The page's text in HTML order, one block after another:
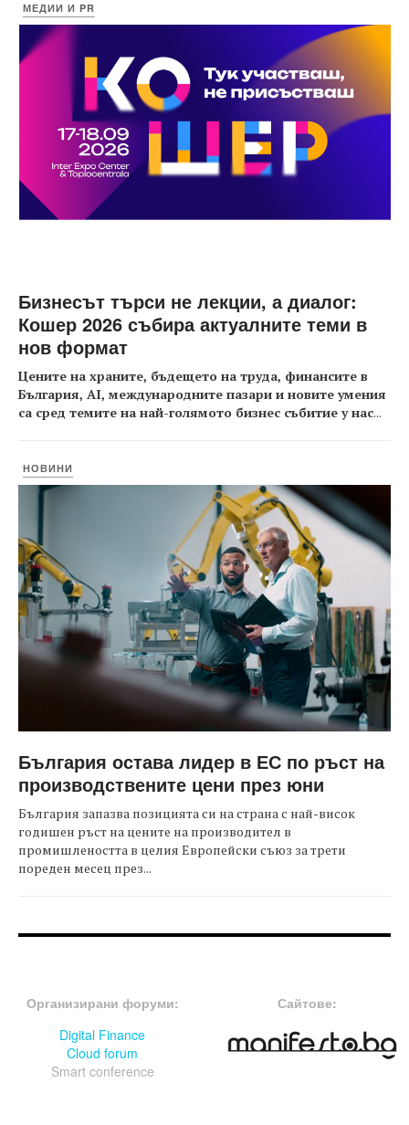
МЕДИИ И PR
Бизнесът търси не лекции, а диалог:
Кошер 2026 събира актуалните теми в
нов формат
Цените на храните, бъдещето на труда, финансите в
България, AI, международните пазари и новите умения
са сред темите на най-голямото бизнес събитие у нас...
НОВИНИ
България остава лидер в ЕС по ръст на
производствените цени през юни
България запазва позицията си на страна с най-висок
годишен ръст на цените на производител в
промишлеността в целия Европейски съюз за трети
пореден месец през...
Организирани форуми:
Digital Finance
Cloud forum
Smart conference
Сайтове: